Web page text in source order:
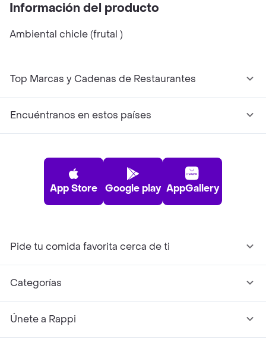
Información del producto
Ambiental chicle (frutal )
Top Marcas y Cadenas de Restaurantes
Encuéntranos en estos países
App Store Google play AppGallery
Pide tu comida favorita cerca de ti
Categorías
Únete a Rappi